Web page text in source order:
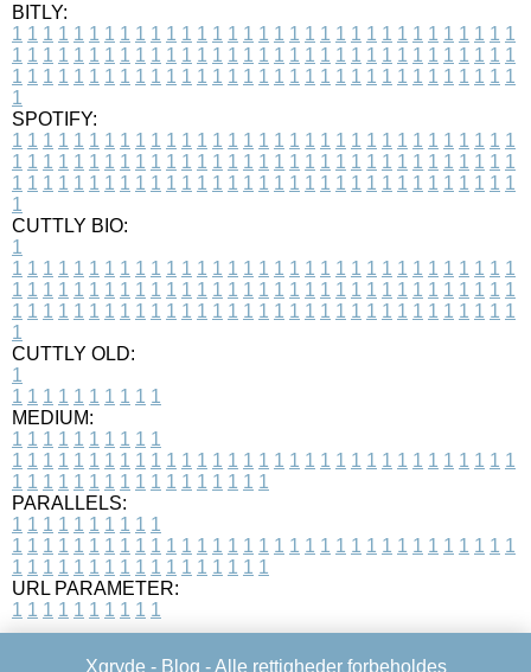
BITLY:
1 1 1 1 1 1 1 1 1 1 1 1 1 1 1 1 1 1 1 1 1 1 1 1 1 1 1 1 1 1 1 1 1
1 1 1 1 1 1 1 1 1 1 1 1 1 1 1 1 1 1 1 1 1 1 1 1 1 1 1 1 1 1 1 1 1
1 1 1 1 1 1 1 1 1 1 1 1 1 1 1 1 1 1 1 1 1 1 1 1 1 1 1 1 1 1 1 1 1
1
SPOTIFY:
1 1 1 1 1 1 1 1 1 1 1 1 1 1 1 1 1 1 1 1 1 1 1 1 1 1 1 1 1 1 1 1 1
1 1 1 1 1 1 1 1 1 1 1 1 1 1 1 1 1 1 1 1 1 1 1 1 1 1 1 1 1 1 1 1 1
1 1 1 1 1 1 1 1 1 1 1 1 1 1 1 1 1 1 1 1 1 1 1 1 1 1 1 1 1 1 1 1 1
1
CUTTLY BIO:
1
1 1 1 1 1 1 1 1 1 1 1 1 1 1 1 1 1 1 1 1 1 1 1 1 1 1 1 1 1 1 1 1 1
1 1 1 1 1 1 1 1 1 1 1 1 1 1 1 1 1 1 1 1 1 1 1 1 1 1 1 1 1 1 1 1 1
1 1 1 1 1 1 1 1 1 1 1 1 1 1 1 1 1 1 1 1 1 1 1 1 1 1 1 1 1 1 1 1 1
1
CUTTLY OLD:
1
1 1 1 1 1 1 1 1 1 1
MEDIUM:
1 1 1 1 1 1 1 1 1 1
1 1 1 1 1 1 1 1 1 1 1 1 1 1 1 1 1 1 1 1 1 1 1 1 1 1 1 1 1 1 1 1 1
1 1 1 1 1 1 1 1 1 1 1 1 1 1 1 1 1
PARALLELS:
1 1 1 1 1 1 1 1 1 1
1 1 1 1 1 1 1 1 1 1 1 1 1 1 1 1 1 1 1 1 1 1 1 1 1 1 1 1 1 1 1 1 1
1 1 1 1 1 1 1 1 1 1 1 1 1 1 1 1 1
URL PARAMETER:
1 1 1 1 1 1 1 1 1 1
Xgryde - Blog - Alle rettigheder forbeholdes